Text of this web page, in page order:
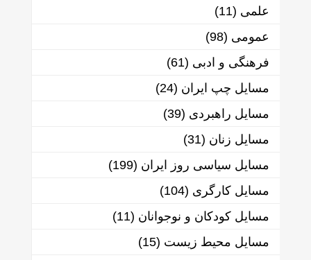
علمی (11)
عمومی (98)
فرهنگی و ادبی (61)
مسایل چپ ایران (24)
مسایل راهبردی (39)
مسایل زنان (31)
مسایل سیاسی روز ایران (199)
مسایل کارگری (104)
مسایل کودکان و نوجوانان (11)
مسایل محیط زیست (15)